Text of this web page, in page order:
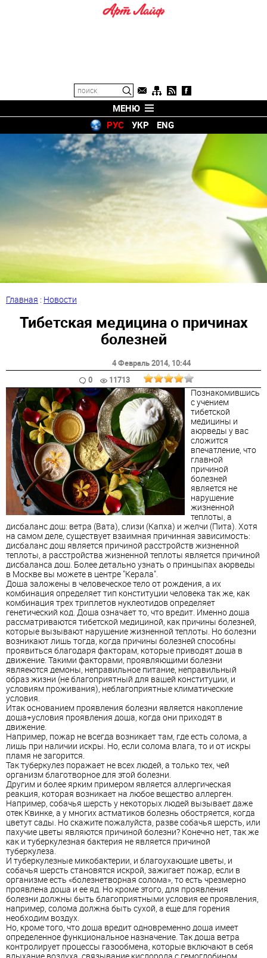
МЕНЮ
РУС
УКР ENG
Главная : Новости
Тибетская медицина о причинах
болезней
4 Февраль 2014, 10:44
0
11713
Познакомившись
с учением
тибетской
медицины и
аюрведы у вас
сложится
впечатление, что
главной
причиной
болезней
является не
нарушение
жизненной
теплоты, а
дисбаланс дош: ветра (Вата), слизи (Капха) и желчи (Пита). Хотя
на самом деле, существует взаимная причинная зависимость:
дисбаланс дош является причиной расстройств жизненной
теплоты, а расстройства жизненной теплоты является причиной
дисбаланса дош. Более детально узнать о принцыпах аюрведы
в Москве вы можете в центре "Керала".
Доша заложены в человеческое тело от рождения, а их
комбинация определяет тип конституции человека так же, как
комбинация трех триплетов нуклеотидов определяет
генетический код. Доша означает то, что вредит. Именно доша
рассматриваются тибетской медициной, как причины болезней,
которые вызывают нарушение жизненной теплоты. Но болезни
возникают лишь тогда, когда причины болезней способны
проявиться благодаря факторам, которые приводят доша в
движение. Такими факторами, проявляющими болезни
являеются демоны, неправильное питание, неправильный
образ жизни (не благоприятный для вашей конституции, и
условиям проживания), неблагоприятные климатические
условия.
Итак основанием проявления болезни является накопление
доша+условия проявления доша, когда они приходят в
движение.
Например, пожар не всегда возникает там, где есть солома, а
лишь при наличии искры. Но, если солома влага, то и от искры
пламя не загорится.
Так туберкулез поражает не всех людей, а только тех, чей
организм благотворное для этой болезни.
Другим и более ярким примером является аллергическая
реакция, которая возникает на любое вещество аллерген.
Например, собачья шерсть у некоторых людей вызывает даже
отек Квинке, а у многих астматиков болезнь обостряется, когда
цветут сады. Но скажите пожалуйста, разве собачья шерсть, или
пахучие цветы являются причиной болезни? Конечно нет, так же
как и туберкулезная бактерия не является причиной
туберкулеза.
И туберкулезные микобактерии, и благоухающие цветы, и
собачья шерсть становятся искрой, зажигает пожар, если в
организме есть «болезнетворная солома», то есть чрезмерно
проявлена доша и ее яд. Но кроме этого, для проявления
болезни должны быть благоприятными условия ее проявления,
например, солома должна быть сухой, а еще для горения
необходим воздух.
Но, кроме того, что доша вредит одновременно доша имеет
определенное функциональное назначение. Так доша ветра
контролирует процессы газообмена, которые включают в себя
вдыхание воздуха, связывание кислорода с гемоглобином,